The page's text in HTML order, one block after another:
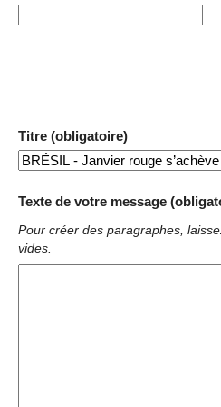
Titre (obligatoire)
Texte de votre message
Pour créer des paragraphes,
vides.